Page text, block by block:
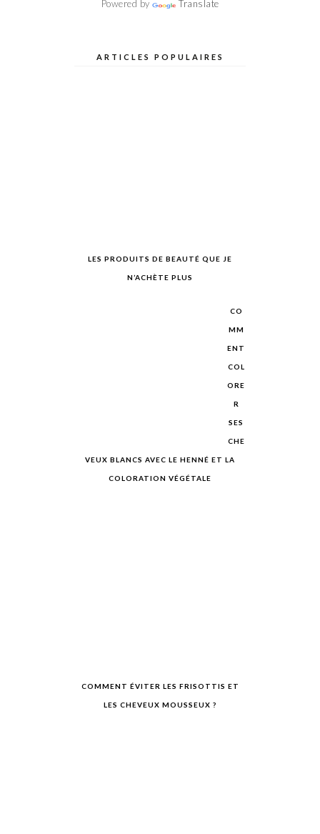
Powered by Translate
ARTICLES POPULAIRES
LES PRODUITS DE BEAUTÉ QUE JE
N’ACHÈTE PLUS
CO
MM
ENT
COL
ORE
R
SES
CHE
VEUX BLANCS AVEC LE HENNÉ ET LA
COLORATION VÉGÉTALE
COMMENT ÉVITER LES FRISOTTIS ET
LES CHEVEUX MOUSSEUX ?